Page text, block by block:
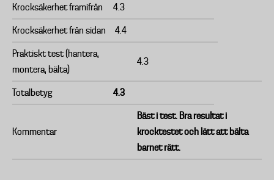
Krocksäkerhet framifrån 4.3
Krocksäkerhet från sidan 4.4
Praktiskt test (hantera,
montera, bälta)
4.3
Totalbetyg 4.3
Kommentar
Bäst i test. Bra resultat i
krocktestet och lätt att bälta
barnet rätt.